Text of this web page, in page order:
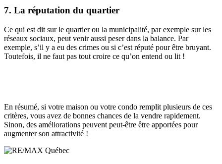
7. La réputation du quartier
Ce qui est dit sur le quartier ou la municipalité, par exemple sur les
réseaux sociaux, peut venir aussi peser dans la balance. Par
exemple, s’il y a eu des crimes ou si c’est réputé pour être bruyant.
Toutefois, il ne faut pas tout croire ce qu’on entend ou lit !
En résumé, si votre maison ou votre condo remplit plusieurs de ces
critères, vous avez de bonnes chances de la vendre rapidement.
Sinon, des améliorations peuvent peut-être être apportées pour
augmenter son attractivité !